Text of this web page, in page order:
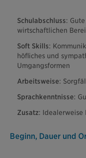
Schulabschluss:
wirtschaftlichen
Soft Skills:
höfliches und
Umgangsformen
Arbeitsweise:
Sprachkenntnisse:
Zusatz: Idealerweise
Beginn, Dauer und